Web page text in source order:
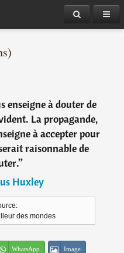
enseigne à douter de
La propagande,
à accepter pour
raisonnable de
”
Huxley
des mondes
WhatsApp Image